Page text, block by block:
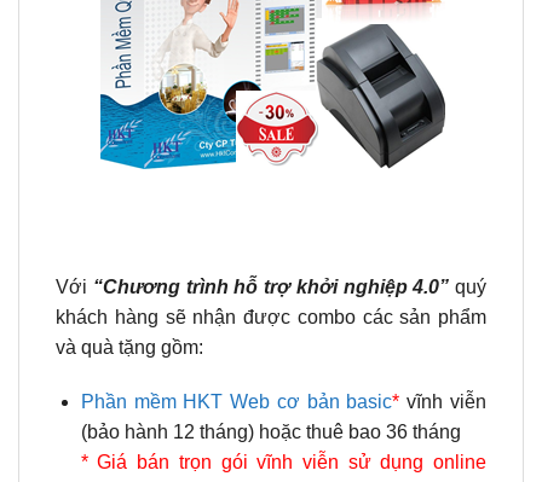
Với “Chương trình hỗ trợ khởi nghiệp 4.0” quý
khách hàng sẽ nhận được combo các sản phẩm
và quà tặng gồm:
Phần mềm HKT Web cơ bản basic* vĩnh viễn
(bảo hành 12 tháng) hoặc thuê bao 36 tháng
* Giá bán trọn gói vĩnh viễn sử dụng online